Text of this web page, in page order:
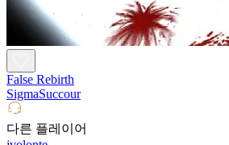
False Rebirth
SigmaSuccour
다른 플레이어